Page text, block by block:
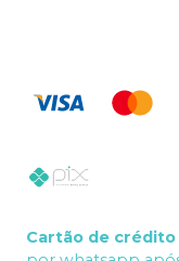
Cartão de crédito